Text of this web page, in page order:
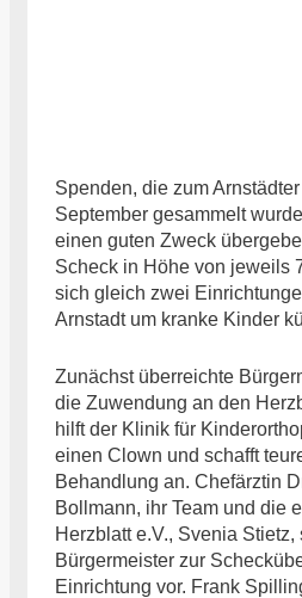
Spenden, die zum
September gesammelt
einen guten Zweck
Scheck in Höhe von jeweils
sich gleich zwei
Arnstadt um kranke Kinder
Zunächst überreichte
die Zuwendung an den
hilft der Klinik für
einen Clown und schafft
Behandlung an. Chefärztin
Bollmann, ihr Team und die
Herzblatt e.V., Svenia Stietz,
Bürgermeister zur
Einrichtung vor. Frank